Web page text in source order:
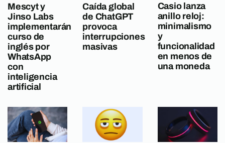
Mescyt y
Jinso Labs
implementarán
curso de
inglés por
WhatsApp
con
inteligencia
artificial
Caída global
de ChatGPT
provoca
interrupciones
masivas
Casio lanza
anillo reloj:
minimalismo
y
funcionalidad
en menos de
una moneda